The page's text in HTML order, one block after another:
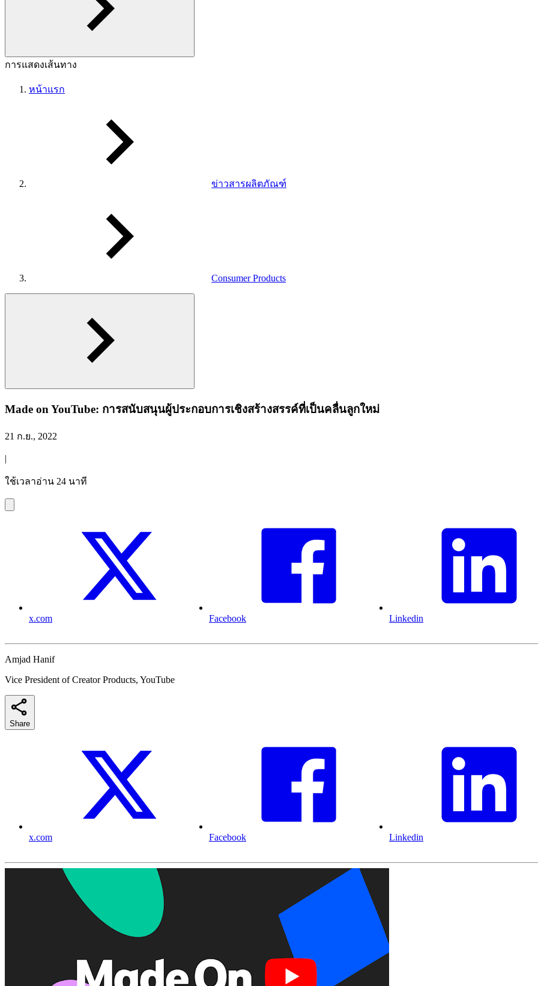
การแสดงเส้นทาง
หน้าแรก
ข่าวสารผลิตภัณฑ์
Consumer Products
Made on YouTube: การสนับสนุนผู้ประกอบการเชิงสร้างสรรค์ที่เป็นคลื่นลูกใหม่
21 ก.ย., 2022
|
ใช้เวลาอ่าน 24 นาที
x.com Facebook Linkedin
Amjad Hanif
Vice President of Creator Products, YouTube
Share
x.com Facebook Linkedin